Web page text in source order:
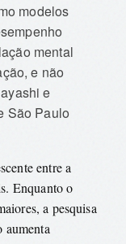
modelos
mental
e não
e
São Paulo
entre a
Enquanto o
a pesquisa
aumenta